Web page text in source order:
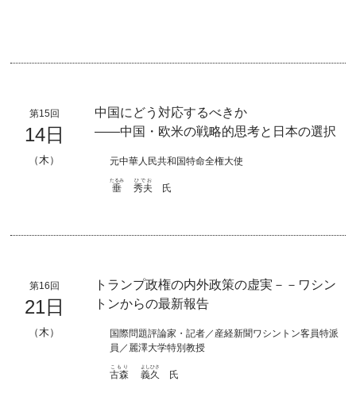
第15回
14日
（木）
中国にどう対応するべきか
――中国・欧米の戦略的思考と日本の選択
元中華人民共和国特命全権大使
垂
たるみ
秀夫
ひでお
氏
第16回
21日
（木）
トランプ政権の内外政策の虚実－－ワシン
トンからの最新報告
国際問題評論家・記者／産経新聞ワシントン客員特派
員／麗澤大学特別教授
古森
こもり
義久
よしひさ
氏